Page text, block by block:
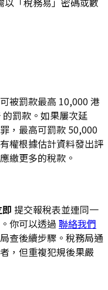
被罰款最高 10,000 港
的罰款。如果屢次延
，最高可罰款 50,000
權根據估計資料發出評
繳更多的稅款。
提交報稅表並連同一
你可以透過 聯絡我們
查後續步驟。稅務局通
，但重複犯規後果嚴